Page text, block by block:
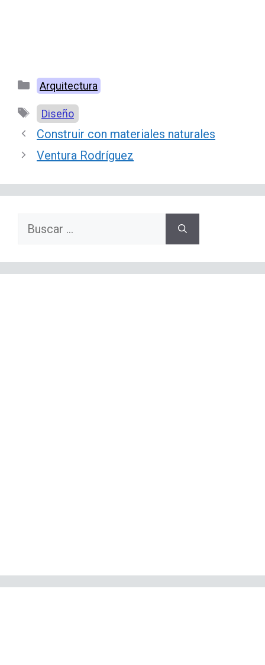
Categorías
Arquitectura
Etiquetas
Diseño
Construir con materiales naturales
Ventura Rodríguez
Buscar: